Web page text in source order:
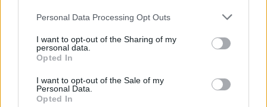
This information may also be disclosed by us to third parties
disclose it to other third parties.
Please note that this website/app uses one or more Google
services and may gather and store information including but
not limited to your visit or usage behaviour. You may click to
grant or deny consent to Google and its third-party tags to
Personal Data Processing Opt Outs
I want to opt-out of the Sharing of my
personal data.
Opted In
I want to opt-out of the Sale of my
Personal Data.
Opted In